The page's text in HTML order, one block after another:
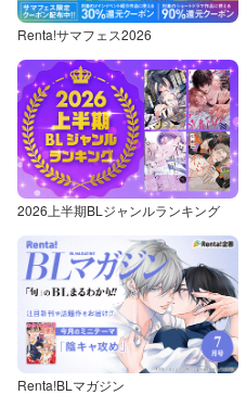
Renta!サマフェス2026
2026上半期BLジャンルランキング
Renta!BLマガジン